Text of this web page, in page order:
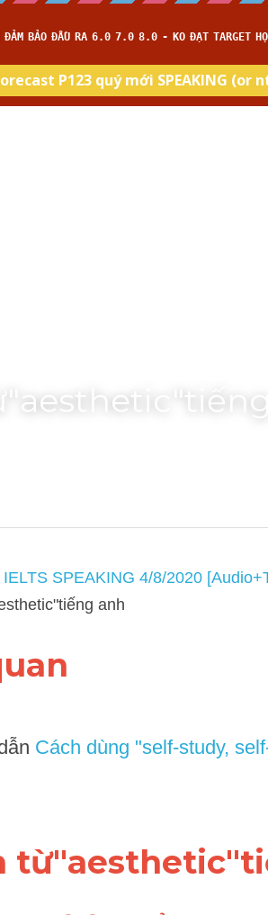
4/8/2020 [Audio+Transcript]
,
Cách dùng "self-study, self-